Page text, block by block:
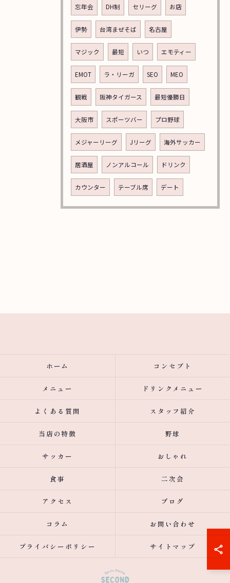
忘年会 DH制 セリーグ お店
伊勢 台湾まぜそば 名古屋
マジック 最短 いつ エモティー
EMOT ラ・リーガ SEO MEO
観戦 阪神タイガース 最短優勝日
大阪市 スポーツバー プロ野球
メジャーリーグ Jリーグ 海外サッカー
居酒屋 ノンアルコール ドリンク
カウンター テーブル席 デート
ホーム コンセプト
メニュー ドリンクメニュー
よくある質問 スタッフ紹介
当店の特徴 野球
サッカー おしゃれ
食事 二次会
アクセス ブログ
コラム お問い合わせ
プライバシーポリシー サイトマップ